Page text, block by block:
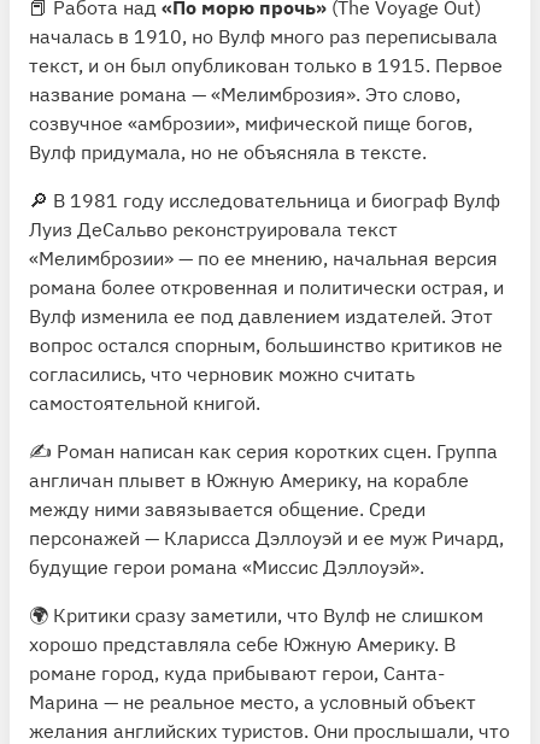
📕 Работа над «По морю прочь» (The Voyage Out)
началась в 1910, но Вулф много раз переписывала
текст, и он был опубликован только в 1915. Первое
название романа — «Мелимброзия». Это слово,
созвучное «амброзии», мифической пище богов,
Вулф придумала, но не объясняла в тексте.
🔎 В 1981 году исследовательница и биограф Вулф
Луиз ДеСальво реконструировала текст
«Мелимброзии» — по ее мнению, начальная версия
романа более откровенная и политически острая, и
Вулф изменила ее под давлением издателей. Этот
вопрос остался спорным, большинство критиков не
согласились, что черновик можно считать
самостоятельной книгой.
✍️ Роман написан как серия коротких сцен. Группа
англичан плывет в Южную Америку, на корабле
между ними завязывается общение. Среди
персонажей — Кларисса Дэллоуэй и ее муж Ричард,
будущие герои романа «Миссис Дэллоуэй».
🌍 Критики сразу заметили, что Вулф не слишком
хорошо представляла себе Южную Америку. В
романе город, куда прибывают герои, Санта-
Марина — не реальное место, а условный объект
желания английских туристов. Они прослышали, что